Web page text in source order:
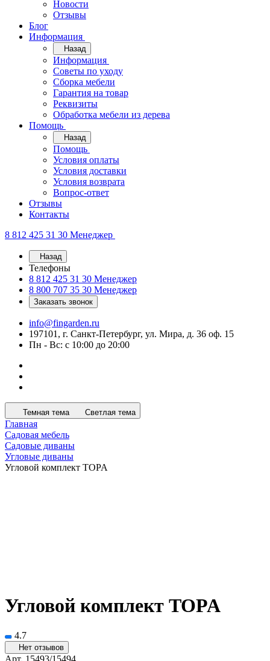
Новости
Отзывы
Блог
Информация
Назад
Информация
Советы по уходу
Сборка мебели
Гарантия на товар
Реквизиты
Обработка мебели из дерева
Помощь
Назад
Помощь
Условия оплаты
Условия доставки
Условия возврата
Вопрос-ответ
Отзывы
Контакты
8 812 425 31 30 Менеджер
Назад
Телефоны
8 812 425 31 30 Менеджер
8 800 707 35 30 Менеджер
Заказать звонок
info@fingarden.ru
197101, г. Санкт-Петербург, ул. Мира, д. 36 оф. 15
Пн - Вс: с 10:00 до 20:00
Темная тема Светлая тема
Главная
Садовая мебель
Садовые диваны
Угловые диваны
Угловой комплект TOPA
Угловой комплект TOPA
4.7
Нет отзывов
Арт. 15493/15494